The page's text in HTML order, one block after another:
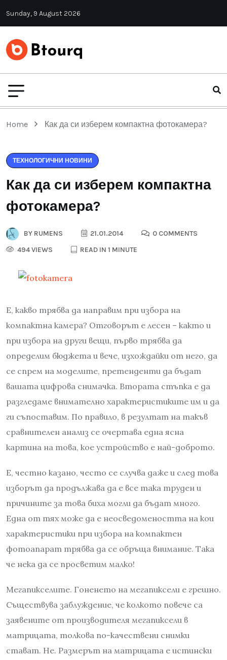
Sunday, 9 August 2026
Home Как да си изберем компактна фотокамера?
ТЕХНОЛОГИЧНИ НОВИНИ
Как да си изберем компактна
фотокамера?
BY RUMENS 21.01.2014
0 COMMENTS
494 VIEWS
READ IN 1 MINUTE
Е, какво трябва да направим при избора на
компактна камера? Отговорът е лесен – както и
при избора на други вещи, първо трябва да
определим бюджета и вече, изхождайки от него, да
се спрем на моделите, претенденти да бъдат
вашата цифрова снимачка. Втората стъпка е да
разгледаме внимателно характеристиките им и да
ги съпоставим. По правило, в резултат на такъв
сравнителен анализ се очертава една ясна
картина на това, кое устройство е най-доброто.
Е, честно казано, често се случва даже и след това
изборът да продължава да е все така труден и
причините за това биха могли да бъдат много.
Една от тях може да е неосведомеността на кои
характеристики при избора на компактен
фотоапарат трябва да се обръща внимание. Така
че нека да се просветим малко!
Мегапикселите. Гоненето на мегапиксели е грешно.
Съществува заблуждение, че колкото повече са
заявените от производителя мегапиксели в
матрицата, толкова по-качествени снимки
стават. Не. Размерът на матрицата е истински